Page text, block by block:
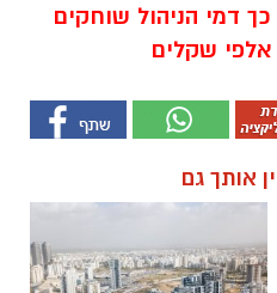
דמי הניהול שוחקים
אלפי שקלים
אותך גם